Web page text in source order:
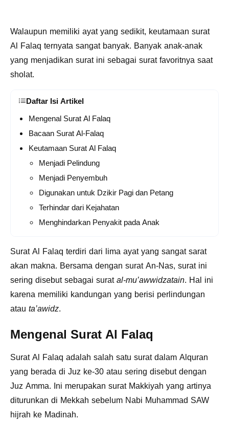
Walaupun memiliki ayat yang sedikit, keutamaan surat
Al Falaq ternyata sangat banyak. Banyak anak-anak
yang menjadikan surat ini sebagai surat favoritnya saat
sholat.
Daftar Isi Artikel
Mengenal Surat Al Falaq
Bacaan Surat Al-Falaq
Keutamaan Surat Al Falaq
Menjadi Pelindung
Menjadi Penyembuh
Digunakan untuk Dzikir Pagi dan Petang
Terhindar dari Kejahatan
Menghindarkan Penyakit pada Anak
Surat Al Falaq terdiri dari lima ayat yang sangat sarat
akan makna. Bersama dengan surat An-Nas, surat ini
sering disebut sebagai suratal-mu’awwidzatain. Hal ini
karena memiliki kandungan yang berisi perlindungan
atau ta’awidz.
Mengenal Surat Al Falaq
Surat Al Falaq adalah salah satu surat dalam Alquran
yang berada di Juz ke-30 atau sering disebut dengan
Juz Amma. Ini merupakan surat Makkiyah yang artinya
diturunkan di Mekkah sebelum Nabi Muhammad SAW
hijrah ke Madinah.